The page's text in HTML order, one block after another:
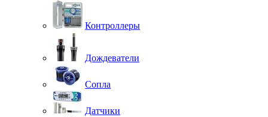
Контроллеры
Дождеватели
Сопла
Датчики